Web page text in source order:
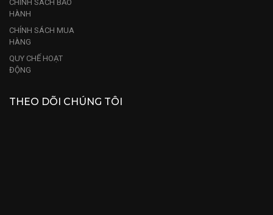
CHÍNH SÁCH BẢO
HÀNH
CHÍNH SÁCH MUA
HÀNG
QUY CHẾ HOẠT
ĐỘNG
THEO DÕI CHÚNG TÔI